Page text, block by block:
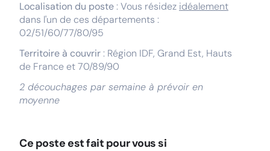
Localisation du poste: Vous résidez idéalement
dans l'un de ces départements :
02/51/60/77/80/95
Territoire à couvrir: Région IDF, Grand Est, Hauts
de France et 70/89/90
2 découchages par semaine à prévoir en
moyenne
Ce poste est fait pour vous si